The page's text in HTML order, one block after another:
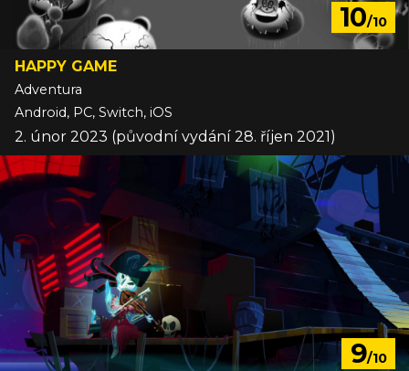
10/10
HAPPY GAME
Adventura
Android, PC, Switch, iOS
2. únor 2023 (původní vydání 28. říjen 2021)
9/10